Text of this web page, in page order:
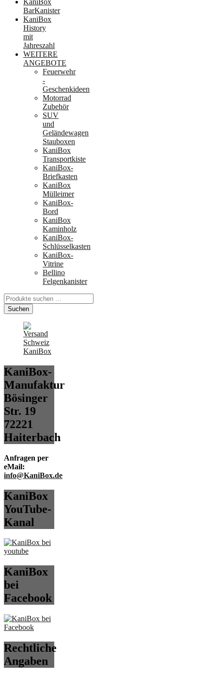
BarKanister
KaniBox
History
mit
Jahreszahl
WEITERE
ANGEBOTE
Feuerwehr
-
Geschenkideen
Motorrad
Zubehör
SUV
und
Geländewagen
Stauboxen
KaniBox
Transportkiste
KaniBox-
Briefkasten
KaniBox
Mülleimer
KaniBox-
Bord
KaniBox
Kaminholz
KaniBox-
Schlüsselkasten
KaniBox-
Vitrine
Bellino
Felgenkanister
Suchen
nach:
Suchen
KaniBox-
Manufaktur
Bösinger
Str. 19
72221
Haiterbach
Anfragen per
eMail:
info@KaniBox.de
KaniBox
YouTube-
Kanal
KaniBox
bei
Facebook
Rechtliche
Angaben